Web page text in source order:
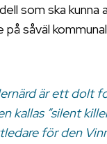
som ska kunna
såväl
är ett dolt
kallas ”silent
för den